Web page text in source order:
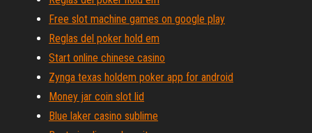
Free slot machine games on google play
Reglas del poker hold em
Start online chinese casino
Zynga texas holdem poker app for android
Money jar coin slot lid
Blue laker casino sublime